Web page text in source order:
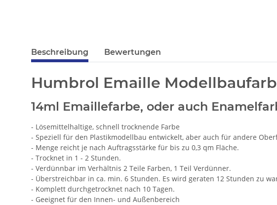
Beschreibung Bewertungen
Humbrol Emaille
14ml Emaillefarbe, oder auch
- Lösemittelhaltige, schnell trocknende Farbe
- Speziell für den Plastikmodellbau entwickelt, aber auch für andere
- Menge reicht je nach Auftragsstärke für bis zu 0,3 qm Fläche.
- Trocknet in 1 - 2 Stunden.
- Verdünnbar im Verhältnis 2 Teile Farben, 1 Teil Verdünner.
- Überstreichbar in ca. min. 6 Stunden. Es wird geraten 12 Stunden zu
- Komplett durchgetrocknet nach 10 Tagen.
- Geeignet für den Innen- und Außenbereich